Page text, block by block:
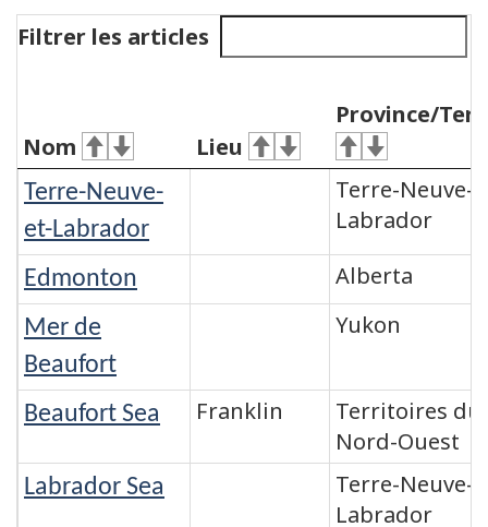
Filtrer les articles
Nom Lieu
Province/
Terre-Neuve-
et-Labrador
Terre-Neuve-
Labrador
Edmonton Alberta
Mer de
Beaufort
Yukon
Beaufort Sea Franklin
Territoires du
Nord-Ouest
Labrador Sea
Terre-Neuve-
Labrador